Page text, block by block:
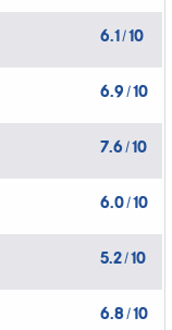
6.1/10
6.9 /10
7.6 /10
6.0/10
5.2/10
6.8/10